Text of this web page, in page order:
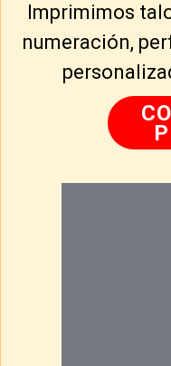
Imprimimos
numeración,